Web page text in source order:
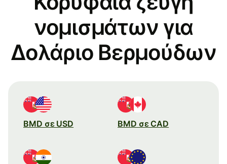
νομισμάτων για
Δολάριο Βερμούδων
BMD σε USD BMD σε CAD